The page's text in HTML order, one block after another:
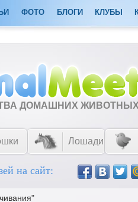
ФОТО БЛОГИ КЛУБЫ
ДОМАШНИХ
Лошади
на сайт: